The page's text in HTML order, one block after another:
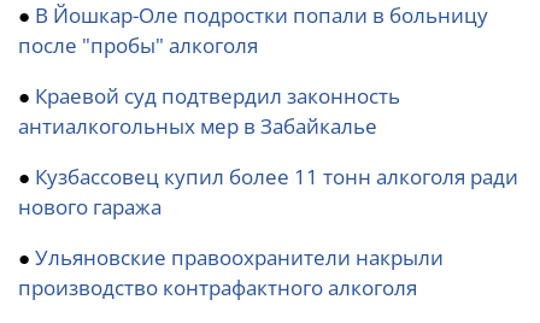
● В Йошкар-Оле подростки попали в больницу
после "пробы" алкоголя
● Краевой суд подтвердил законность
антиалкогольных мер в Забайкалье
● Кузбассовец купил более 11 тонн алкоголя ради
нового гаража
● Ульяновские правоохранители накрыли
производство контрафактного алкоголя